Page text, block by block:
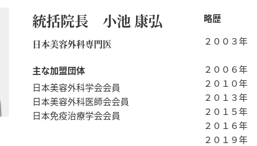
統括院長 小池 康弘
日本美容外科専門医
主な加盟団体
日本美容外科学会会員
日本美容外科医師会会員
日本免疫治療学会会員
略歴
２００３年
２００６年
２０１０年
２０１３年
２０１５年
２０１６年
２０１９年